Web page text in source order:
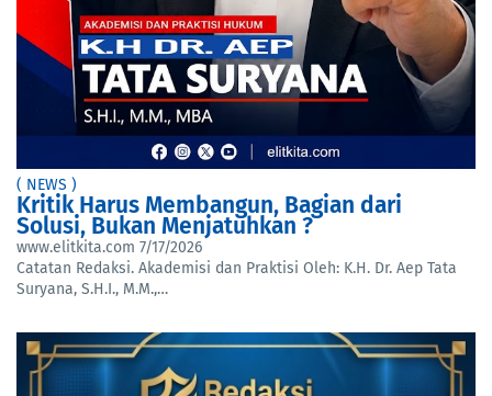
( NEWS )
Kritik Harus Membangun, Bagian dari
Solusi, Bukan Menjatuhkan ?
www.elitkita.com 7/17/2026
Catatan Redaksi. Akademisi dan Praktisi Oleh: K.H. Dr. Aep Tata
Suryana, S.H.I., M.M.,…